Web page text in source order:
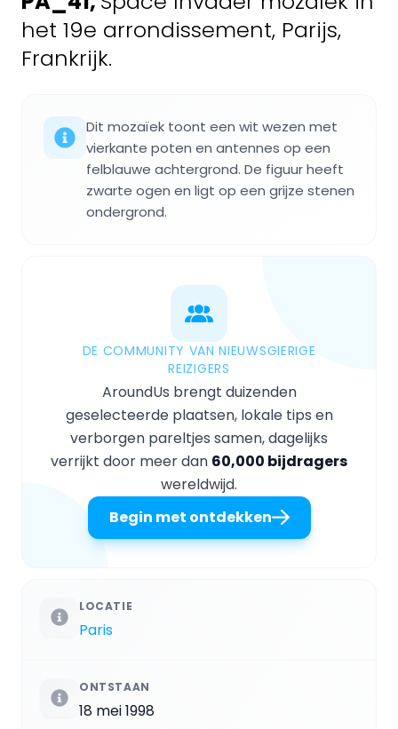
het 19e arrondissement, Parijs,
Frankrijk.
Dit mozaïek toont een wit wezen met
vierkante poten en antennes op een
felblauwe achtergrond. De figuur heeft
zwarte ogen en ligt op een grijze stenen
ondergrond.
DE COMMUNITY VAN NIEUWSGIERIGE
REIZIGERS
AroundUs brengt duizenden
geselecteerde plaatsen, lokale tips en
verborgen pareltjes samen, dagelijks
verrijkt door meer dan 60,000 bijdragers
wereldwijd.
Begin met ontdekken
LOCATIE
Paris
ONTSTAAN
18 mei 1998